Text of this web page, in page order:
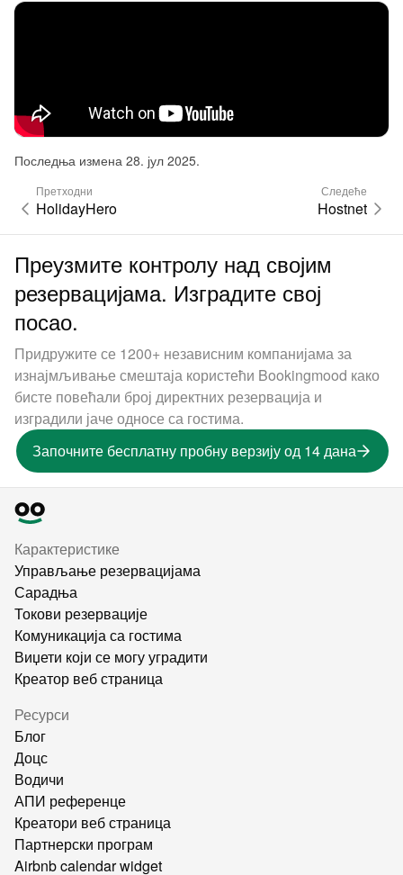
Последња измена 28. јул 2025.
Претходни
HolidayHero
Следеће
Hostnet
Преузмите контролу над својим
резервацијама. Изградите свој
посао.
Придружите се 1200+ независним компанијама за
изнајмљивање смештаја користећи Bookingmood како
бисте повећали број директних резервација и
изградили јаче односе са гостима.
Започните бесплатну пробну верзију од 14 дана
Карактеристике
Управљање резервацијама
Сарадња
Токови резервације
Комуникација са гостима
Виџети који се могу уградити
Креатор веб страница
Ресурси
Блог
Доцс
Водичи
АПИ референце
Креатори веб страница
Партнерски програм
Airbnb calendar widget